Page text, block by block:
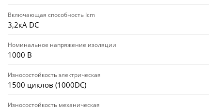
Включающая способность Icm
3,2кА DC
Номинальное напряжение изоляции
1000 В
Износостойкость электрическая
1500 циклов (1000DC)
Износостойкость механическая